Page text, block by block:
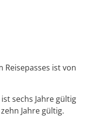
Reisepasses ist von
sechs Jahre gültig
Jahre gültig.